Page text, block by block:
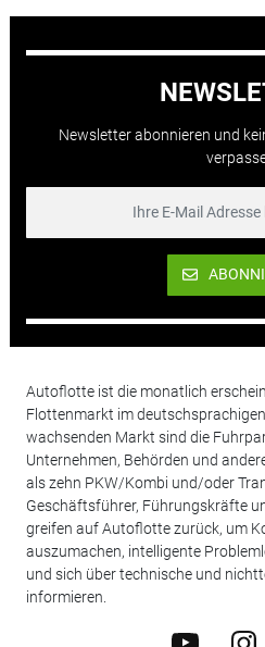
Newsletter abonnieren und
Autoflotte ist die monatlich
Flottenmarkt im
wachsenden Markt sind die
Unternehmen, Behörden und
als zehn PKW/Kombi und/oder
Geschäftsführer, Führungskräfte
greifen auf Autoflotte zurück, um
auszumachen, intelligente
und sich über technische und
informieren.